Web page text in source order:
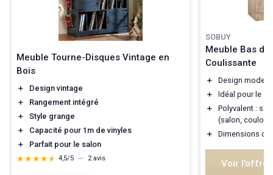
Meuble Tourne-Disques Vintage en
Bois
＋
Design vintage
＋
Rangement intégré
＋
Style grange
＋
Capacité pour 1m de vinyles
＋
Parfait pour le salon
★★★★★
★★★★★ 4,5/5 — 2 avis
SOBUY
Meuble Bas
Coulissante
＋
Design
＋
Idéal pour le
＋
Polyvalent :
(salon, couloir,
＋
Dimensions
Voir l'offre